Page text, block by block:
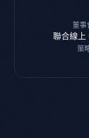
董事
聯合線
策